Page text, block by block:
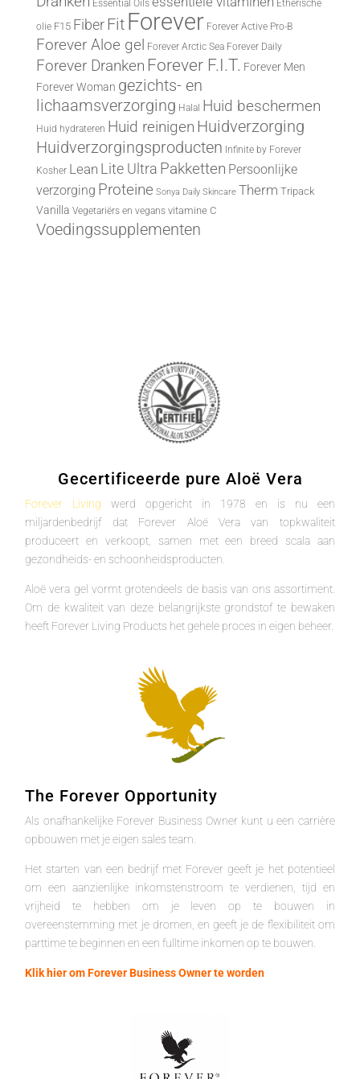
Essential Oils Etherische
olie F15 Fiber Fit Forever Forever Active Pro-B
Forever Aloe gel Forever Arctic Sea Forever Daily
Forever Dranken Forever F.I.T. Forever Men
Forever Woman gezichts- en
lichaamsverzorging Halal Huid beschermen
Huid hydrateren Huid reinigen Huidverzorging
Huidverzorgingsproducten Infinite by Forever
Kosher Lean Lite Ultra Pakketten Persoonlijke
verzorging Proteine Sonya Daily Skincare Therm Tripack
Vanilla Vegetariërs en vegans vitamine C
Voedingssupplementen
Gecertificeerde pure Aloë Vera
Forever Living werd opgericht in 1978 en is nu een
miljardenbedrijf dat Forever Aloë Vera van topkwaliteit
produceert en verkoopt, samen met een breed scala aan
gezondheids- en schoonheidsproducten.
Aloë vera gel vormt grotendeels de basis van ons assortiment.
Om de kwaliteit van deze belangrijkste grondstof te bewaken
heeft Forever Living Products het gehele proces in eigen beheer.
The Forever Opportunity
Als onafhankelijke Forever Business Owner kunt u een carrière
opbouwen met je eigen sales team.
Het starten van een bedrijf met Forever geeft je het potentieel
om een aanzienlijke inkomstenstroom te verdienen, tijd en
vrijheid te hebben om je leven op te bouwen in
overeenstemming met je dromen, en geeft je de flexibiliteit om
parttime te beginnen en een fulltime inkomen op te bouwen.
Klik hier om Forever Business Owner te worden